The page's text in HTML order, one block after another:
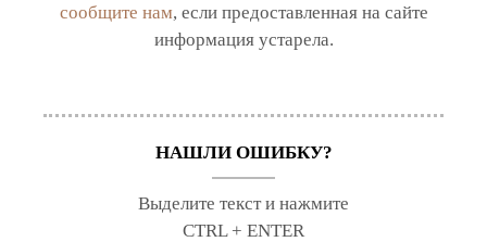
сообщите нам, если предоставленная на сайте
информация устарела.
НАШЛИ ОШИБКУ?
Выделите текст и нажмите
CTRL + ENTER